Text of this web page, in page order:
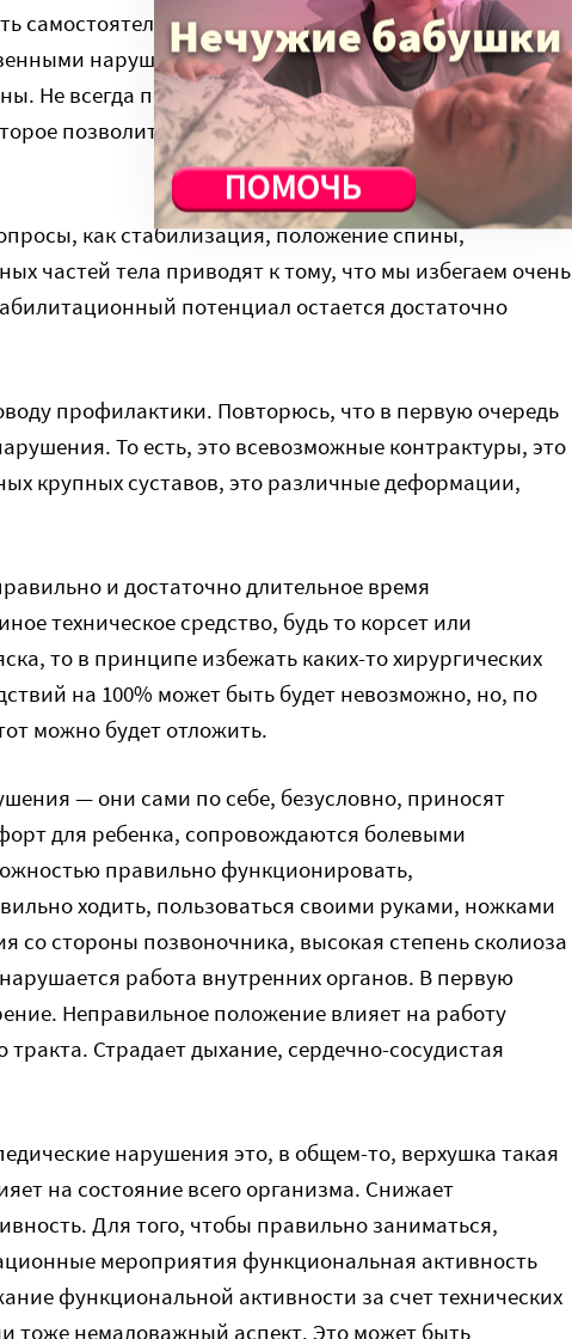
самостоятельно. И это немаловажно потому, что дети
нарушениями развития с диагнозом ДЦП, они
Не всегда помощь могут оказать близкие и иногда
позволит им лучше себя чувствовать, достаточно
как стабилизация, положение спины,
частей тела приводят к тому, что мы избегаем очень
потенциал остается достаточно
профилактики. Повторюсь, что в первую очередь
То есть, это всевозможные контрактуры, это
крупных суставов, это различные деформации,
и достаточно длительное время
техническое средство, будь то корсет или
то в принципе избежать каких-то хирургических
на 100% может быть будет невозможно, но, по
можно будет отложить.
— они сами по себе, безусловно, приносят
для ребенка, сопровождаются болевыми
правильно функционировать,
ходить, пользоваться своими руками, ножками
со стороны позвоночника, высокая степень сколиоза
работа внутренних органов. В первую
Неправильное положение влияет на работу
Страдает дыхание, сердечно-сосудистая
нарушения это, в общем-то, верхушка такая
на состояние всего организма. Снижает
Для того, чтобы правильно заниматься,
мероприятия функциональная активность
функциональной активности за счет технических
тоже немаловажный аспект. Это может быть